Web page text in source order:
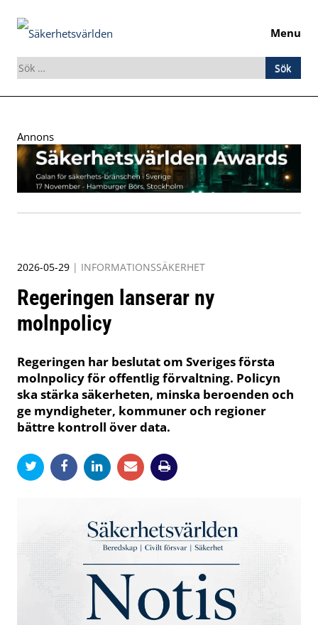
Menu
Sök
efter:
to
content
Annons
2026-05-29 | INFORMATIONSSÄKERHET
Regeringen lanserar ny
molnpolicy
Regeringen har beslutat om Sveriges första
molnpolicy för offentlig förvaltning. Policyn
ska stärka säkerheten, minska beroenden och
ge myndigheter, kommuner och regioner
bättre kontroll över data.